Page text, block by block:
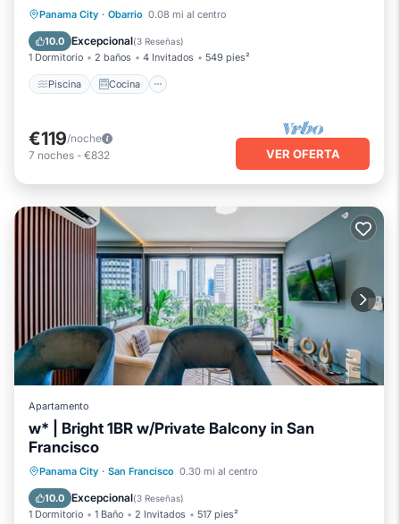
Panama City · Obarrio 0.08 mi al centro
10.0 Excepcional(3 Reseñas)
1 Dormitorio 2 baños 4 Invitados 549 pies²
Piscina Cocina
Piscina Cocina
Aire acondicionado
Internet
€119/noche
7 noches - €832 VER OFERTA
Apartamento
w* | Bright 1BR w/Private Balcony in San
Francisco
Panama City · San Francisco 0.30 mi al centro
10.0 Excepcional(3 Reseñas)
1 Dormitorio 1 Baño 2 Invitados 517 pies²
Frente al mar Aparcamiento
Vista al mar